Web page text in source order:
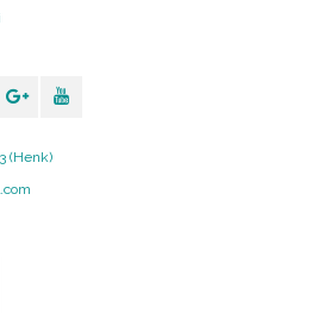
(Henk)